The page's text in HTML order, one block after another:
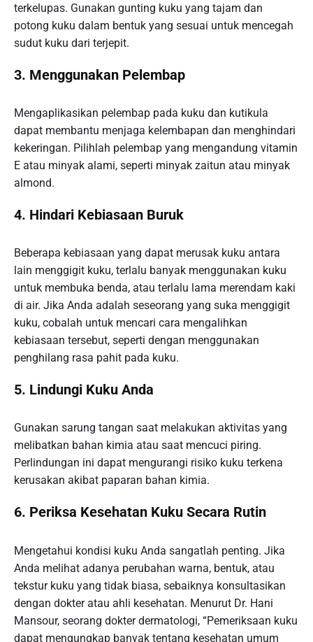
terkelupas. Gunakan gunting kuku yang tajam dan
potong kuku dalam bentuk yang sesuai untuk mencegah
sudut kuku dari terjepit.
3. Menggunakan Pelembap
Mengaplikasikan pelembap pada kuku dan kutikula
dapat membantu menjaga kelembapan dan menghindari
kekeringan. Pilihlah pelembap yang mengandung vitamin
E atau minyak alami, seperti minyak zaitun atau minyak
almond.
4. Hindari Kebiasaan Buruk
Beberapa kebiasaan yang dapat merusak kuku antara
lain menggigit kuku, terlalu banyak menggunakan kuku
untuk membuka benda, atau terlalu lama merendam kaki
di air. Jika Anda adalah seseorang yang suka menggigit
kuku, cobalah untuk mencari cara mengalihkan
kebiasaan tersebut, seperti dengan menggunakan
penghilang rasa pahit pada kuku.
5. Lindungi Kuku Anda
Gunakan sarung tangan saat melakukan aktivitas yang
melibatkan bahan kimia atau saat mencuci piring.
Perlindungan ini dapat mengurangi risiko kuku terkena
kerusakan akibat paparan bahan kimia.
6. Periksa Kesehatan Kuku Secara Rutin
Mengetahui kondisi kuku Anda sangatlah penting. Jika
Anda melihat adanya perubahan warna, bentuk, atau
tekstur kuku yang tidak biasa, sebaiknya konsultasikan
dengan dokter atau ahli kesehatan. Menurut Dr. Hani
Mansour, seorang dokter dermatologi, “Pemeriksaan kuku
dapat mengungkap banyak tentang kesehatan umum